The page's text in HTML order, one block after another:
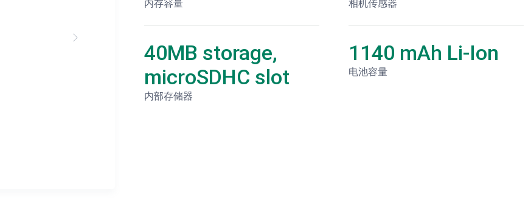
内存容量
40MB storage,
microSDHC slot
内部存储器
相机传感器
1140 mAh Li-Ion
电池容量